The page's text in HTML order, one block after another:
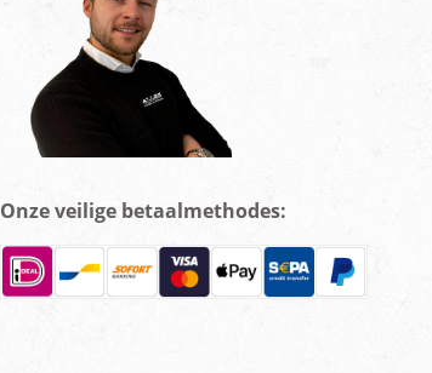
Onze veilige betaalmethodes: